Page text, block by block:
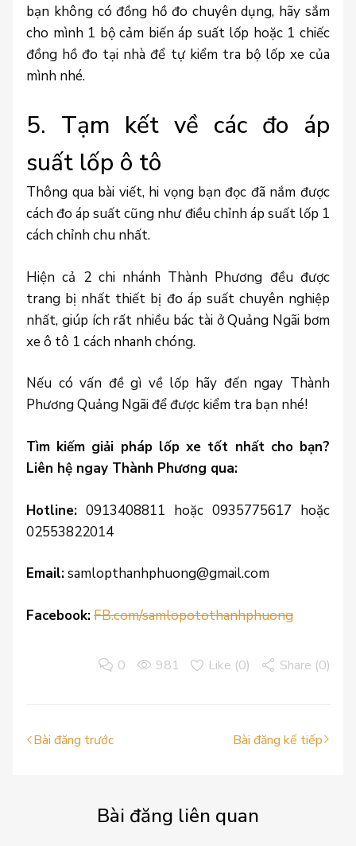
bạn không có đồng hồ đo chuyên dụng, hãy sắm
cho mình 1 bộ cảm biến áp suất lốp hoặc 1 chiếc
đồng hồ đo tại nhà để tự kiểm tra bộ lốp xe của
mình nhé.
5. Tạm kết về các đo áp
suất lốp ô tô
Thông qua bài viết, hi vọng bạn đọc đã nắm được
cách đo áp suất cũng như điều chỉnh áp suất lốp 1
cách chỉnh chu nhất.
Hiện cả 2 chi nhánh Thành Phương đều được
trang bị nhất thiết bị đo áp suất chuyên nghiệp
nhất, giúp ích rất nhiều bác tài ở Quảng Ngãi bơm
xe ô tô 1 cách nhanh chóng.
Nếu có vấn đề gì về lốp hãy đến ngay Thành
Phương Quảng Ngãi để được kiểm tra bạn nhé!
Tìm kiếm giải pháp lốp xe tốt nhất cho bạn?
Liên hệ ngay Thành Phương qua:
Hotline: 0913408811 hoặc 0935775617 hoặc
02553822014
Email:samlopthanhphuong@gmail.com
Facebook:FB.com/samlopotothanhphuong
0 981 Like (0) Share (0)
Bài đăng trước Bài đăng kế tiếp
Bài đăng liên quan